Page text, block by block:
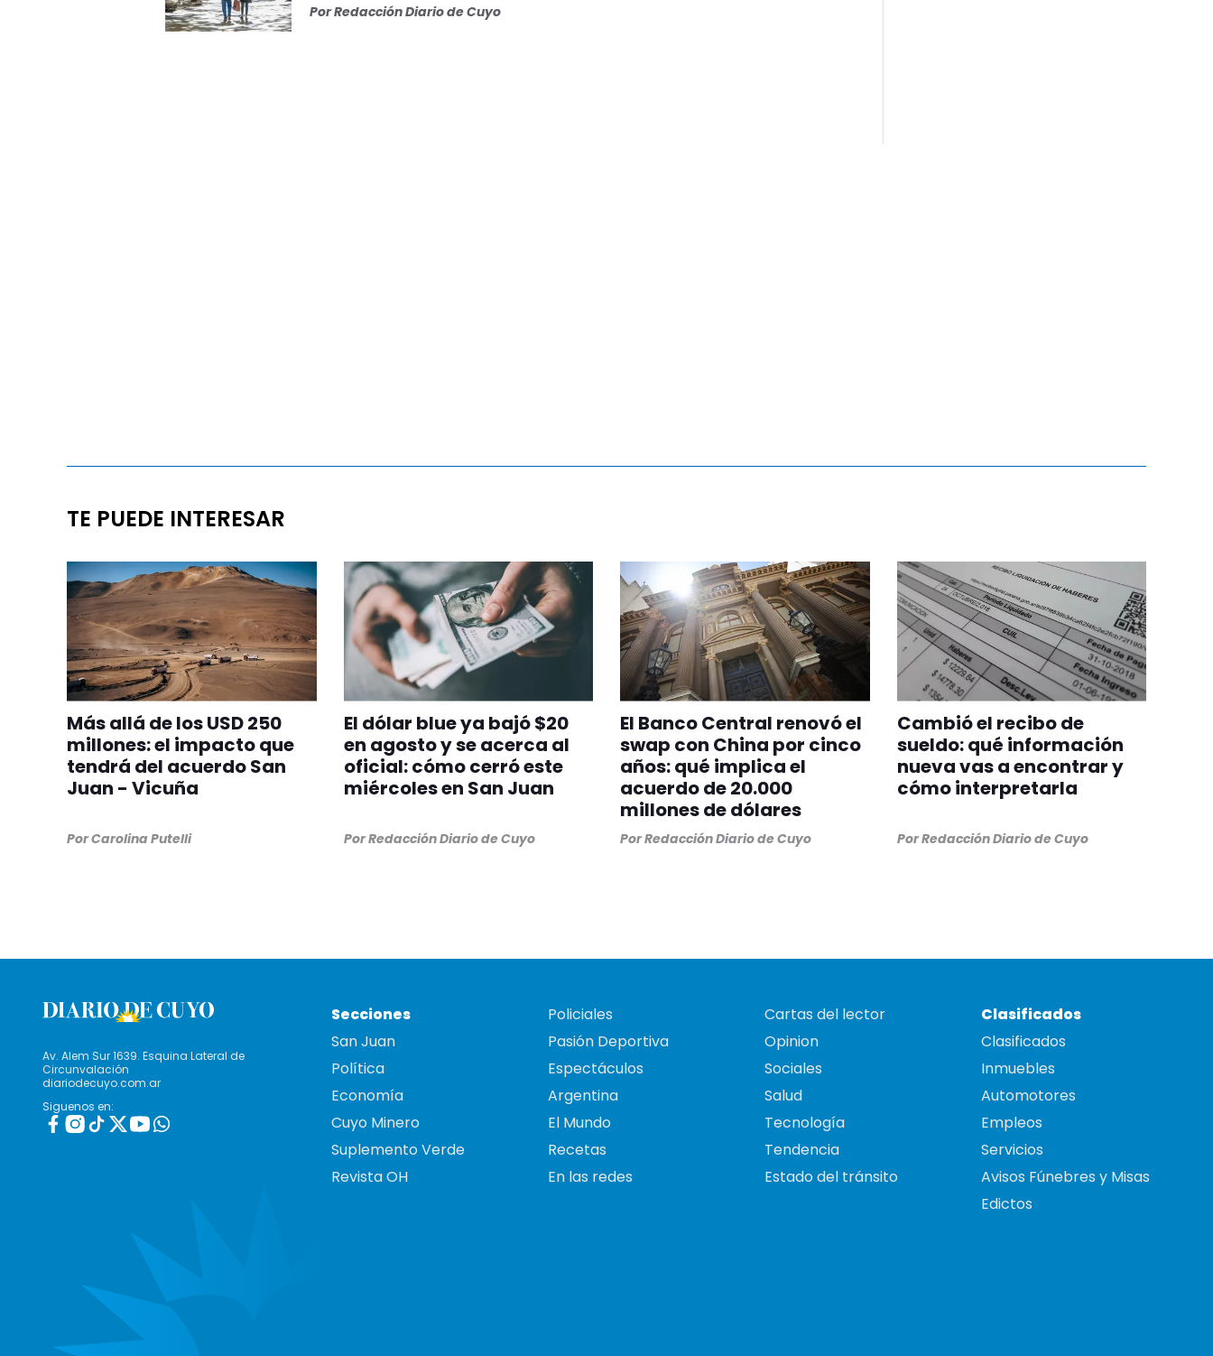
PorRedacción Diario de Cuyo
TE PUEDE INTERESAR
Más allá de los USD 250
millones: el impacto que
tendrá del acuerdo San
Juan - Vicuña
PorCarolina Putelli
El dólar blue ya bajó $20
en agosto y se acerca al
oficial: cómo cerró este
miércoles en San Juan
PorRedacción Diario de Cuyo
El Banco Central renovó el
swap con China por cinco
años: qué implica el
acuerdo de 20.000
millones de dólares
PorRedacción Diario de Cuyo
Cambió el recibo de
sueldo: qué información
nueva vas a encontrar y
cómo interpretarla
PorRedacción Diario de Cuyo
Av. Alem Sur 1639. Esquina Lateral de
Circunvalación
diariodecuyo.com.ar
Siguenos en:
Secciones
San Juan
Política
Economía
Cuyo Minero
Suplemento Verde
Revista OH
Policiales
Pasión Deportiva
Espectáculos
Argentina
El Mundo
Recetas
En las redes
Cartas del lector
Opinion
Sociales
Salud
Tecnología
Tendencia
Estado del tránsito
Clasificados
Clasificados
Inmuebles
Automotores
Empleos
Servicios
Avisos Fúnebres y Misas
Edictos